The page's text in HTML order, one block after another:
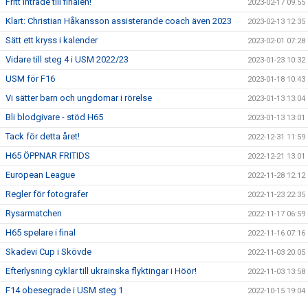
2023-02-17 09:55
Klart: Christian Håkansson assisterande coach även 2023 2023-02-13 12:35
Sätt ett kryss i kalender 2023-02-01 07:28
Vidare till steg 4 i USM 2022/23 2023-01-23 10:32
USM för F16 2023-01-18 10:43
Vi sätter barn och ungdomar i rörelse 2023-01-13 13:04
Bli blodgivare - stöd H65 2023-01-13 13:01
Tack för detta året! 2022-12-31 11:59
H65 ÖPPNAR FRITIDS 2022-12-21 13:01
European League 2022-11-28 12:12
Regler för fotografer 2022-11-23 22:35
Rysarmatchen 2022-11-17 06:59
H65 spelare i final 2022-11-16 07:16
Skadevi Cup i Skövde 2022-11-03 20:05
Efterlysning cyklar till ukrainska flyktingar i Höör! 2022-11-03 13:58
F14 obesegrade i USM steg 1 2022-10-15 19:04